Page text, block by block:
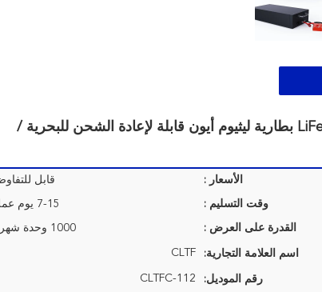
بطارية الليثيوم LiFePO4 60V 72V 96V 80AH 120AH OEM ODM بطارية ليثيوم أيون قابلة لإعادة الشحن للبحرية /
الأسعار : قابل
وقت التسليم : 7-15 يوم عمل
القدرة على العرض : 1000 وحدة شهريا
اسم العلامة التجارية: CLTF
رقم الموديل: CLTFC-112